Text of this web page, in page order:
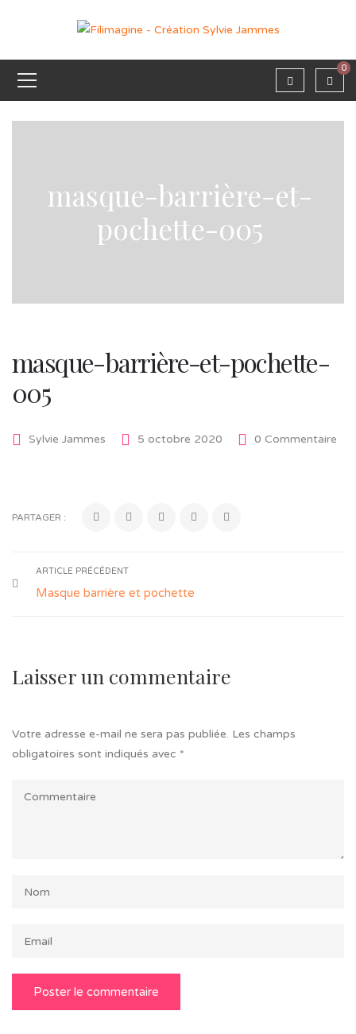
0
masque-barrière-et-
pochette-005
masque-barrière-et-pochette-
005
Sylvie Jammes 5 octobre 2020 0 Commentaire
PARTAGER :
ARTICLE PRÉCÉDENT
Masque barrière et pochette
Laisser un commentaire
Votre adresse e-mail ne sera pas publiée. Les champs
obligatoires sont indiqués avec *